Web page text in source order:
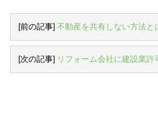
[前の記事] 不動産を共有しない方法と
[次の記事] リフォーム会社に建設業許